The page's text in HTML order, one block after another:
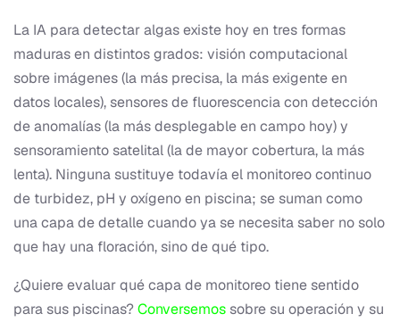
La IA para detectar algas existe hoy en tres formas
maduras en distintos grados: visión computacional
sobre imágenes (la más precisa, la más exigente en
datos locales), sensores de fluorescencia con detección
de anomalías (la más desplegable en campo hoy) y
sensoramiento satelital (la de mayor cobertura, la más
lenta). Ninguna sustituye todavía el monitoreo continuo
de turbidez, pH y oxígeno en piscina; se suman como
una capa de detalle cuando ya se necesita saber no solo
que hay una floración, sino de qué tipo.
¿Quiere evaluar qué capa de monitoreo tiene sentido
para sus piscinas?Conversemos sobre su operación y su